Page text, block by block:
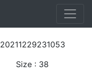
20211229231053
Size : 38